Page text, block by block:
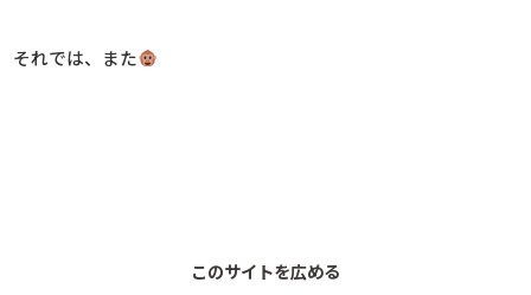
それでは、また
このサイトを広める